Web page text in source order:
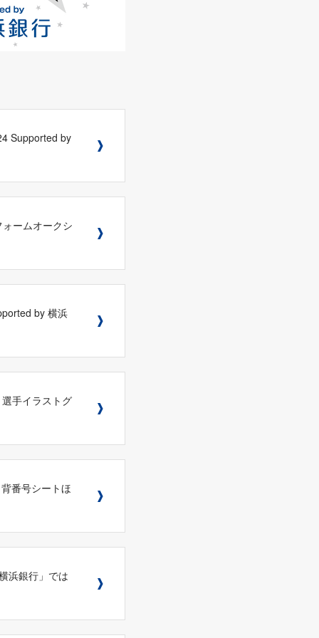
Supported by
ームオークシ
by 横浜
手イラストグ
番号シートほ
浜銀行」では